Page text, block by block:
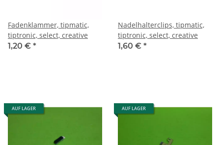
Fadenklammer, tipmatic,
tiptronic, select, creative
1,20 € *
Nadelhalterclips, tipmatic,
tiptronic, select, creative
1,60 € *
AUF LAGER AUF LAGER